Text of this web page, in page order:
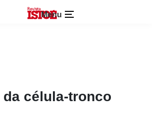
Menu
da célula-tronco